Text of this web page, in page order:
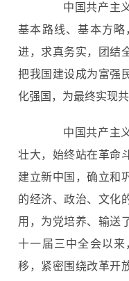
中国共产主义
基本路线、基本方
进，求真务实，团结
把我国建设成为富强
化强国，为最终实现
中国共产主义
壮大，始终站在革命
建立新中国，确立和
的经济、政治、文化
用，为党培养、输送
十一届三中全会以
移，紧密围绕改革开